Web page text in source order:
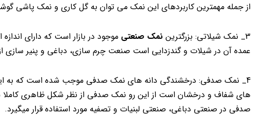
از جمله مهمترین کاربردهای این نمک می توان به گل کاری و نمک پاشی
3_ نمک شیلاتی: بزرگترین نمک صنعتی
عمده آن در شیلات و گندزدایی است صنعت چرم سازی، دباغی و پنیر سازی
4_ نمک صدفی: درخشندگی دانه های نمک صدفی موجب شده است که به این
های شفاف و درخشان است از این رو نمک صدفی از نظر شکل ظاهری کاملا
صدفی در صنعتی دباغی، صنعتی لبنیات و تصفیه مورد استفاده قرار میگیرد.